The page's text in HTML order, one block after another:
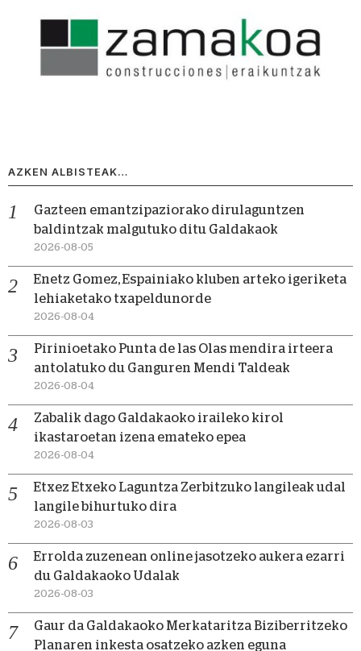
AZKEN ALBISTEAK…
Gazteen emantzipaziorako dirulaguntzen
baldintzak malgutuko ditu Galdakaok
2026-08-05
Enetz Gomez, Espainiako kluben arteko igeriketa
lehiaketako txapeldunorde
2026-08-04
Pirinioetako Punta de las Olas mendira irteera
antolatuko du Ganguren Mendi Taldeak
2026-08-04
Zabalik dago Galdakaoko iraileko kirol
ikastaroetan izena emateko epea
2026-08-04
Etxez Etxeko Laguntza Zerbitzuko langileak udal
langile bihurtuko dira
2026-08-03
Errolda zuzenean online jasotzeko aukera ezarri
du Galdakaoko Udalak
2026-08-03
Gaur da Galdakaoko Merkataritza Biziberritzeko
Planaren inkesta osatzeko azken eguna